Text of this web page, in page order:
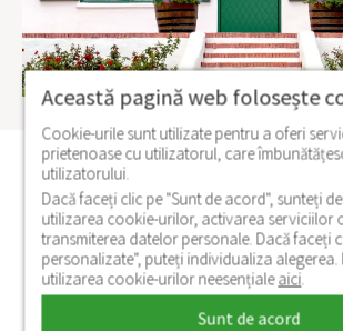
Modele
Această pagină web folosește
Cookie-urile sunt utilizate pentru a oferi
prietenoase cu utilizatorul, care
utilizatorului.
Dacă faceți clic pe "Sunt de acord", sunteți
utilizarea cookie-urilor, activarea serviciilor
transmiterea datelor personale. Dacă faceți
personalizate", puteți individualiza alegerea.
utilizarea cookie-urilor neesențialeaici.
Sunt de acord